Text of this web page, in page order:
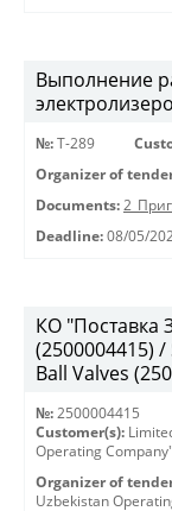
Выполнение
№: Т-289
Organizer of
Documents:
Deadline: 08/05/
КО "Поставка
(2500004415)
Ball Valves
№: 2500004415
Customer(s):
Operating Company"
Organizer of
Uzbekistan